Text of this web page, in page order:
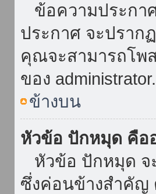
ข้อความประกา
ประกาศ จะปราก
คุณจะสามารถโพ
ของ administrator.
ข้างบน
หัวข้อ ปักหมุด คือ
หัวข้อ ปักหมุด จ
ซึ่งค่อนข้างสำคัญ